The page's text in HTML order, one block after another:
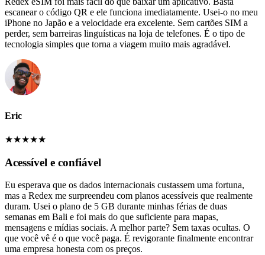
escanear o código QR e ele funciona imediatamente. Usei-o no meu
iPhone no Japão e a velocidade era excelente. Sem cartões SIM a
perder, sem barreiras linguísticas na loja de telefones. É o tipo de
tecnologia simples que torna a viagem muito mais agradável.
Eric
★★★★★
Acessível e confiável
Eu esperava que os dados internacionais custassem uma fortuna,
mas a Redex me surpreendeu com planos acessíveis que realmente
duram. Usei o plano de 5 GB durante minhas férias de duas
semanas em Bali e foi mais do que suficiente para mapas,
mensagens e mídias sociais. A melhor parte? Sem taxas ocultas. O
que você vê é o que você paga. É revigorante finalmente encontrar
uma empresa honesta com os preços.